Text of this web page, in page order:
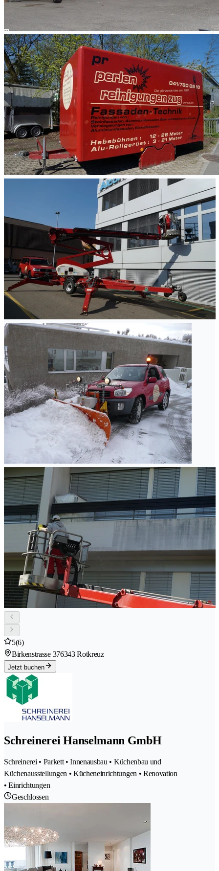
5(6)
Birkenstrasse 376343 Rotkreuz
Jetzt buchen
Schreinerei Hanselmann GmbH
Schreinerei • Parkett • Innenausbau • Küchenbau und
Küchenausstellungen • Kücheneinrichtungen • Renovation
• Einrichtungen
Geschlossen